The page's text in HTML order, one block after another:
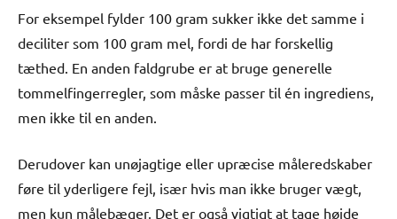
For eksempel fylder 100 gram sukker ikke det samme i
deciliter som 100 gram mel, fordi de har forskellig
tæthed. En anden faldgrube er at bruge generelle
tommelfingerregler, som måske passer til én ingrediens,
men ikke til en anden.
Derudover kan unøjagtige eller upræcise måleredskaber
føre til yderligere fejl, især hvis man ikke bruger vægt,
men kun målebæger. Det er også vigtigt at tage højde